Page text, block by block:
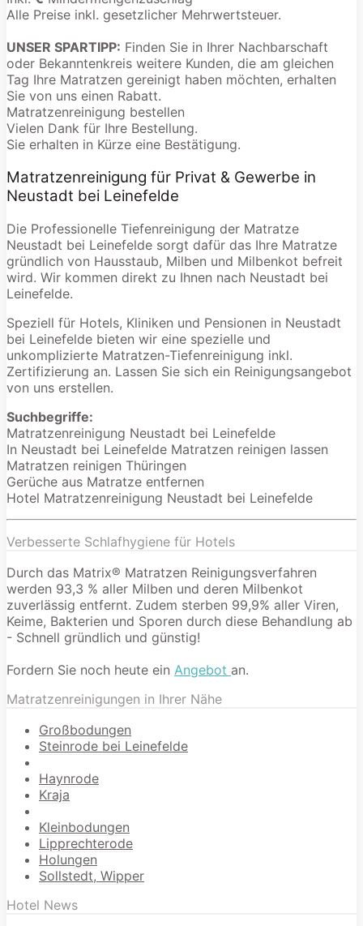
Alle Preise inkl. gesetzlicher Mehrwertsteuer.
UNSER SPARTIPP: Finden Sie in Ihrer Nachbarschaft
oder Bekanntenkreis weitere Kunden, die am gleichen
Tag Ihre Matratzen gereinigt haben möchten, erhalten
Sie von uns einen Rabatt.
Matratzenreinigung bestellen
Vielen Dank für Ihre Bestellung.
Sie erhalten in Kürze eine Bestätigung.
Matratzenreinigung für Privat & Gewerbe in
Neustadt bei Leinefelde
Die Professionelle Tiefenreinigung der Matratze
Neustadt bei Leinefelde sorgt dafür das Ihre Matratze
gründlich von Hausstaub, Milben und Milbenkot befreit
wird. Wir kommen direkt zu Ihnen nach Neustadt bei
Leinefelde.
Speziell für Hotels, Kliniken und Pensionen in Neustadt
bei Leinefelde bieten wir eine spezielle und
unkomplizierte Matratzen-Tiefenreinigung inkl.
Zertifizierung an. Lassen Sie sich ein Reinigungsangebot
von uns erstellen.
Suchbegriffe:
Matratzenreinigung Neustadt bei Leinefelde
In Neustadt bei Leinefelde Matratzen reinigen lassen
Matratzen reinigen Thüringen
Gerüche aus Matratze entfernen
Hotel Matratzenreinigung Neustadt bei Leinefelde
Verbesserte Schlafhygiene für Hotels
Durch das Matrix® Matratzen Reinigungsverfahren
werden 93,3 % aller Milben und deren Milbenkot
zuverlässig entfernt. Zudem sterben 99,9% aller Viren,
Keime, Bakterien und Sporen durch diese Behandlung ab
- Schnell gründlich und günstig!
Fordern Sie noch heute ein Angebot an.
Matratzenreinigungen in Ihrer Nähe
Großbodungen
Steinrode bei Leinefelde
Haynrode
Kraja
Kleinbodungen
Lipprechterode
Holungen
Sollstedt, Wipper
Hotel News